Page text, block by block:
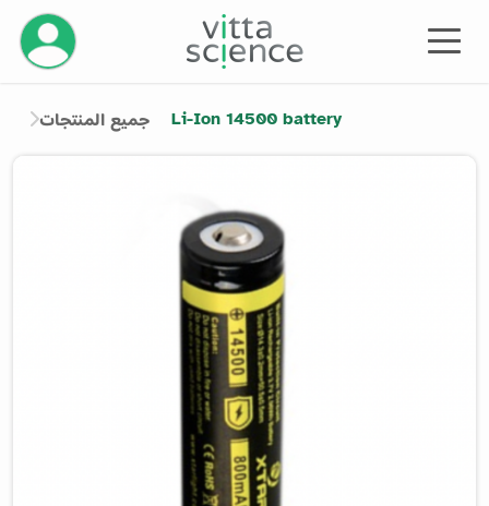
إدارة
جميع المنتجات Li-Ion 14500 battery